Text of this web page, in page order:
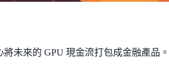
將未來的 GPU 現金流打包成金融產品。